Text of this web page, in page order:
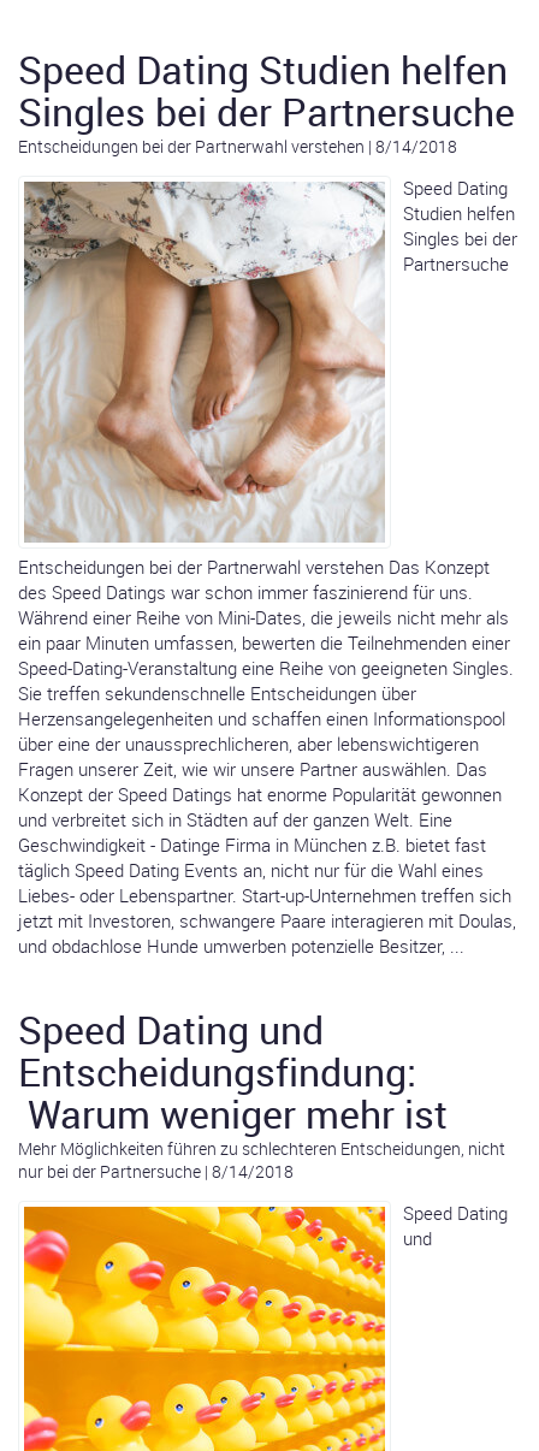
Speed Dating Studien helfen
Singles bei der Partnersuche
Entscheidungen bei der Partnerwahl verstehen | 8/14/2018
Speed Dating
Studien helfen
Singles bei der
Partnersuche
Entscheidungen bei der Partnerwahl verstehen Das Konzept
des Speed Datings war schon immer faszinierend für uns.
Während einer Reihe von Mini-Dates, die jeweils nicht mehr als
ein paar Minuten umfassen, bewerten die Teilnehmenden einer
Speed-Dating-Veranstaltung eine Reihe von geeigneten Singles.
Sie treffen sekundenschnelle Entscheidungen über
Herzensangelegenheiten und schaffen einen Informationspool
über eine der unaussprechlicheren, aber lebenswichtigeren
Fragen unserer Zeit, wie wir unsere Partner auswählen. Das
Konzept der Speed Datings hat enorme Popularität gewonnen
und verbreitet sich in Städten auf der ganzen Welt. Eine
Geschwindigkeit - Datinge Firma in München z.B. bietet fast
täglich Speed Dating Events an, nicht nur für die Wahl eines
Liebes- oder Lebenspartner. Start-up-Unternehmen treffen sich
jetzt mit Investoren, schwangere Paare interagieren mit Doulas,
und obdachlose Hunde umwerben potenzielle Besitzer, ...
Speed Dating und
Entscheidungsfindung:
Warum weniger mehr ist
Mehr Möglichkeiten führen zu schlechteren Entscheidungen, nicht
nur bei der Partnersuche | 8/14/2018
Speed Dating
und